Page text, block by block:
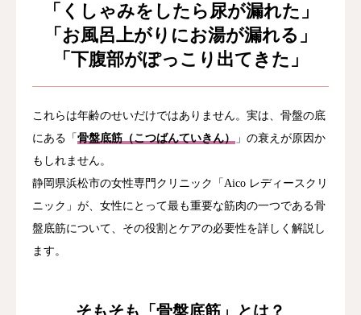
「くしゃみをしたら尿が漏れた」
「お風呂上がりにお湯が漏れる」
「下腹部がぽっこり出てきた」
これらは年齢のせいだけではありません。実は、骨盤の底
にある「 骨盤底筋（こつばんていきん） 」の衰えが原因か
もしれません。
静岡県浜松市の女性専門クリニック「Aico レディースクリ
ニック」が、女性にとって最も重要な筋肉の一つである骨
盤底筋について、その役割とケアの必要性を詳しく解説し
ます。
そもそも「骨盤底筋」とは？